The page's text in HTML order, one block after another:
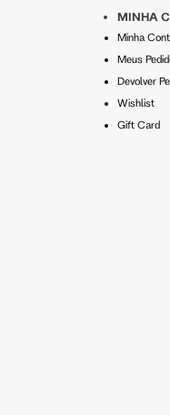
MINHA
Minha
Meus
Devolver
Wishlist
Gift Card